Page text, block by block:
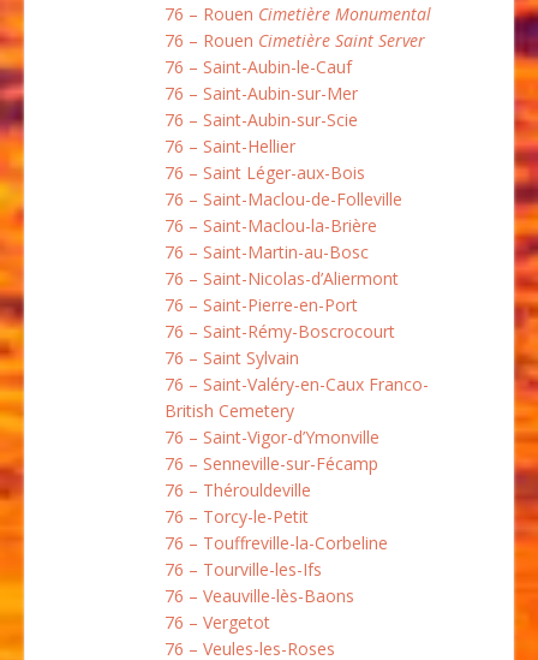
76 – Rouen Cimetière Monumental
76 – Rouen Cimetière Saint Server
76 – Saint-Aubin-le-Cauf
76 – Saint-Aubin-sur-Mer
76 – Saint-Aubin-sur-Scie
76 – Saint-Hellier
76 – Saint Léger-aux-Bois
76 – Saint-Maclou-de-Folleville
76 – Saint-Maclou-la-Brière
76 – Saint-Martin-au-Bosc
76 – Saint-Nicolas-d’Aliermont
76 – Saint-Pierre-en-Port
76 – Saint-Rémy-Boscrocourt
76 – Saint Sylvain
76 – Saint-Valéry-en-Caux Franco-
British Cemetery
76 – Saint-Vigor-d’Ymonville
76 – Senneville-sur-Fécamp
76 – Thérouldeville
76 – Torcy-le-Petit
76 – Touffreville-la-Corbeline
76 – Tourville-les-Ifs
76 – Veauville-lès-Baons
76 – Vergetot
76 – Veules-les-Roses